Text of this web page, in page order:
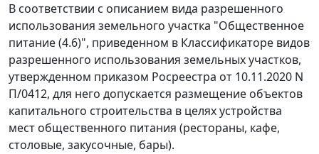
В соответствии с описанием вида разрешенного
использования земельного участка "Общественное
питание (4.6)", приведенном в Классификаторе видов
разрешенного использования земельных участков,
утвержденном приказом Росреестра от 10.11.2020 N
П/0412, для него допускается размещение объектов
капитального строительства в целях устройства
мест общественного питания (рестораны, кафе,
столовые, закусочные, бары).